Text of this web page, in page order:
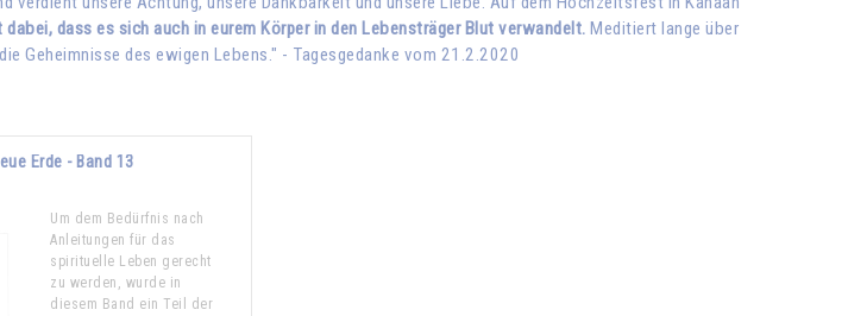
dass es sich auch in eurem Körper in den Lebensträger Blut verwandelt. Meditiert lange über
Geheimnisse des ewigen Lebens." - Tagesgedanke vom 21.2.2020
Erde - Band 13
Um dem Bedürfnis nach
Anleitungen für das
spirituelle Leben gerecht
zu werden, wurde in
diesem Band ein Teil der